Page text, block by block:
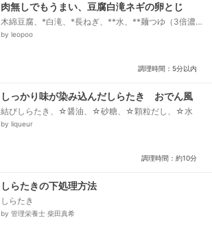
肉無しでもうまい、豆腐白滝ネギの卵とじ
木綿豆腐、*白滝、*長ねぎ、**水、**麺つゆ（3倍濃
縮）、**醤油、卵
by leopoo
調理時間：5分以内
しっかり味が染み込んだしらたき おでん風
結びしらたき、☆醤油、☆砂糖、☆顆粒だし、☆水
by liqueur
調理時間：約10分
しらたきの下処理方法
しらたき
by 管理栄養士 柴田真希